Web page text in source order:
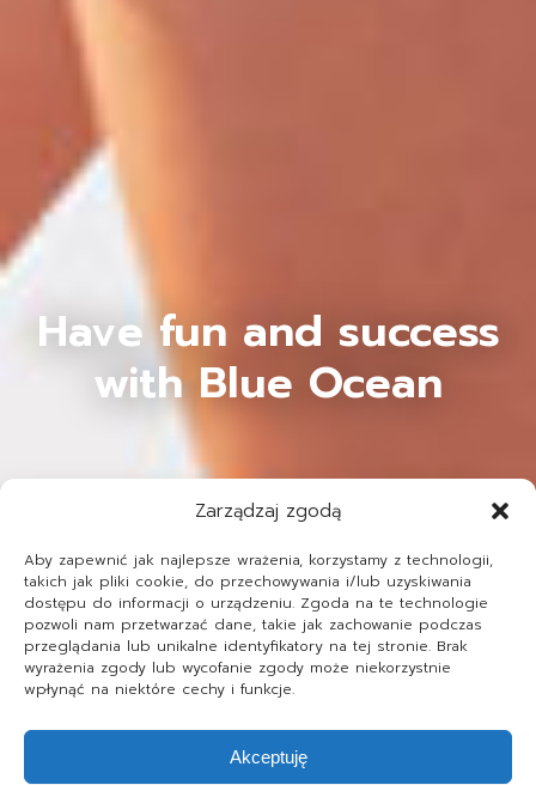
Zarządzaj zgodą
Aby zapewnić jak najlepsze wrażenia, korzystamy z technologii,
takich jak pliki cookie, do przechowywania i/lub uzyskiwania
dostępu do informacji o urządzeniu. Zgoda na te technologie
pozwoli nam przetwarzać dane, takie jak zachowanie podczas
przeglądania lub unikalne identyfikatory na tej stronie. Brak
wyrażenia zgody lub wycofanie zgody może niekorzystnie
wpłynąć na niektóre cechy i funkcje.
Akceptuję
Have fun and success
with Blue Ocean